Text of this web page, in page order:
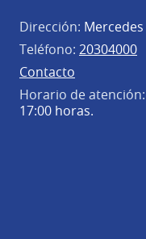
Dirección:
Teléfono: 20304000
Contacto
Horario de atención:
17:00 horas.